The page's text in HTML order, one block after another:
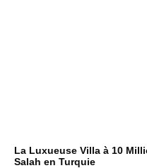
La Luxueuse Villa à 10
Salah en Turquie